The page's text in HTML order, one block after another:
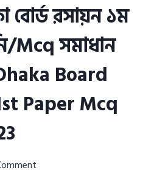
বোর্ড রসায়ন ১ম
Mcq সমাধান
Board
Paper Mcq